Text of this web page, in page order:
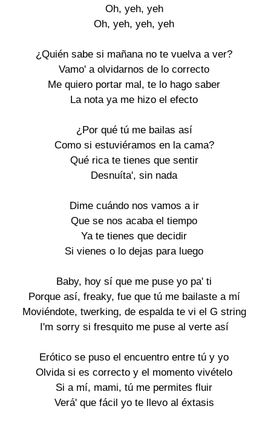
Oh, yeh, yeh
Oh, yeh, yeh, yeh
¿Quién sabe si mañana no te vuelva a ver?
Vamo' a olvidarnos de lo correcto
Me quiero portar mal, te lo hago saber
La nota ya me hizo el efecto
¿Por qué tú me bailas así
Como si estuviéramos en la cama?
Qué rica te tienes que sentir
Desnuíta', sin nada
Dime cuándo nos vamos a ir
Que se nos acaba el tiempo
Ya te tienes que decidir
Si vienes o lo dejas para luego
Baby, hoy sí que me puse yo pa' ti
Porque así, freaky, fue que tú me bailaste a mí
Moviéndote, twerking, de espalda te vi el G string
I'm sorry si fresquito me puse al verte así
Erótico se puso el encuentro entre tú y yo
Olvida si es correcto y el momento vivételo
Si a mí, mami, tú me permites fluir
Verá' que fácil yo te llevo al éxtasis